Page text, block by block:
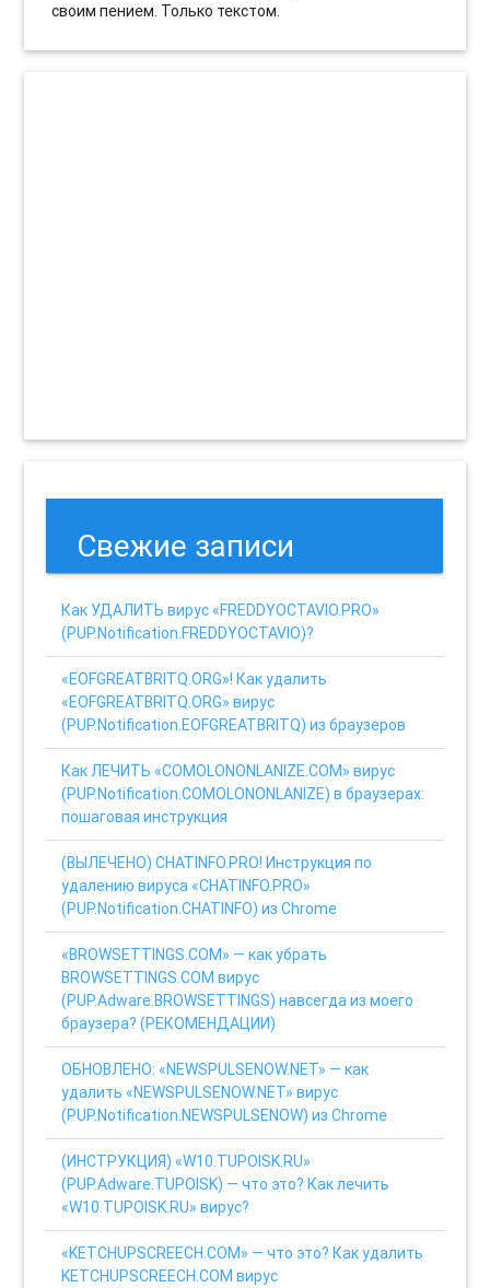
своим пением. Только текстом.
Свежие записи
Как УДАЛИТЬ вирус «FREDDYOCTAVIO.PRO»
(PUP.Notification.FREDDYOCTAVIO)?
«EOFGREATBRITQ.ORG»! Как удалить
«EOFGREATBRITQ.ORG» вирус
(PUP.Notification.EOFGREATBRITQ) из браузеров
Как ЛЕЧИТЬ «COMOLONONLANIZE.COM» вирус
(PUP.Notification.COMOLONONLANIZE) в браузерах:
пошаговая инструкция
(ВЫЛЕЧЕНО) CHATINFO.PRO! Инструкция по
удалению вируса «CHATINFO.PRO»
(PUP.Notification.CHATINFO) из Chrome
«BROWSETTINGS.COM» — как убрать
BROWSETTINGS.COM вирус
(PUP.Adware.BROWSETTINGS) навсегда из моего
браузера? (РЕКОМЕНДАЦИИ)
ОБНОВЛЕНО: «NEWSPULSENOW.NET» — как
удалить «NEWSPULSENOW.NET» вирус
(PUP.Notification.NEWSPULSENOW) из Chrome
(ИНСТРУКЦИЯ) «W10.TUPOISK.RU»
(PUP.Adware.TUPOISK) — что это? Как лечить
«W10.TUPOISK.RU» вирус?
«KETCHUPSCREECH.COM» — что это? Как удалить
KETCHUPSCREECH.COM вирус